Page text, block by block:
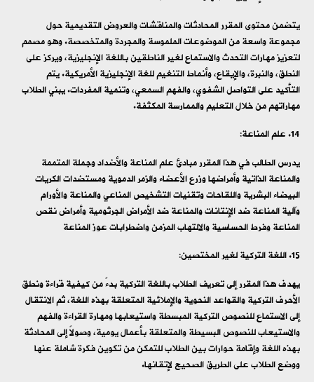
يتضمن محتوى المقرر المحادثات والمناقشات والعروض التقديمية حول
مجموعة واسعة من الموضوعات الملموسة والمجردة والمتخصصة. وهو مصمم
لتعزيز مهارات التحدث والاستماع لغير الناطقين باللغة الإنجليزية، ويركز على
النطق، والنبرة، والإيقاع، وأنماط التنغيم للغة الإنجليزية الأمريكية. يتم
التأكيد على التواصل الشفوي، والفهم السمعي، وتنمية المفردات. يبني الطلاب
مهاراتهم من خلال التعليم والممارسة المكثفة.
علم المناعة:
يدرس الطالب في هذا المقرر مبادئ علم المناعة والأضداد وجملة المتممة
والمناعة الذاتية وأمراضها وزرع الأعضاء والزمر الدموية ومستضدات الكريات
البيضاء البشرية واللقاحات وتقنيات التشخيص المناعي والمناعة والأورام
وآلية المناعة ضد الإنتانات والمناعة ضد الأمراض الجرثومية وأمراض نقص
المناعة وفرط الحساسية والالتهاب المزمن واضطرابات عوز المناعة
اللغة التركية لغير المختصين:
يهدف هذا المقرر إلى تعريف الطلاب باللغة التركية بدءً من كيفية قراءة ونطق
الأحرف التركية والقواعد النحوية والإملائية المتعلقة بهذه اللغة، ثم الانتقال
إلى الاستماع للنصوص التركية المبسطة واستيعابها ومهارة القراءة والفهم
والاستيعاب للنصوص البسيطة والمتعلقة بأعمال يومية، وصولاً إلى المحادثة
بهذه اللغة وإقامة حوارات بين الطلاب للتمكن من تكوين فكرة شاملة عنها
ووضع الطلاب على الطريق الصحيح لإتقانها.